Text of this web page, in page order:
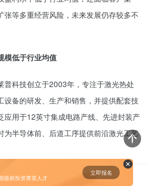
场投资人的
张等多重经营风险，未来发展仍存较多不
模低于行业均值
普科技创立于2003年，专注于激光热处
设备的研发、生产和销售，并提供配套技
应用于12英寸集成电路产线、先进封装产
为半导体前、后道工序提供前沿激光工艺
三年，莱普科技业绩呈现“波动上升”态
股权投资菁英人才
立即报名